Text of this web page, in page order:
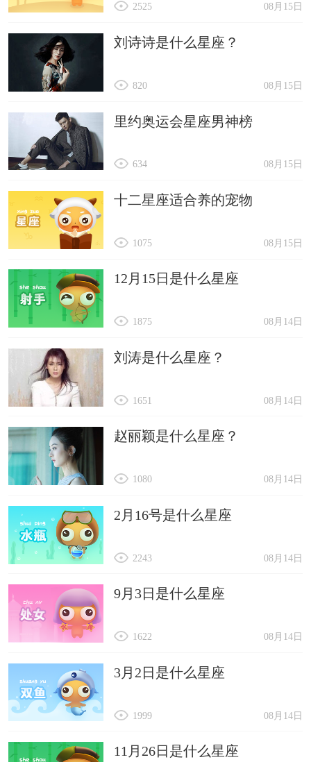
08月15日
2525
刘诗诗是什么星座？
08月15日
820
里约奥运会星座男神榜
08月15日
634
十二星座适合养的宠物
08月15日
1075
12月15日是什么星座
08月14日
1875
刘涛是什么星座？
08月14日
1651
赵丽颖是什么星座？
08月14日
1080
2月16号是什么星座
08月14日
2243
9月3日是什么星座
08月14日
1622
3月2日是什么星座
08月14日
1999
11月26日是什么星座